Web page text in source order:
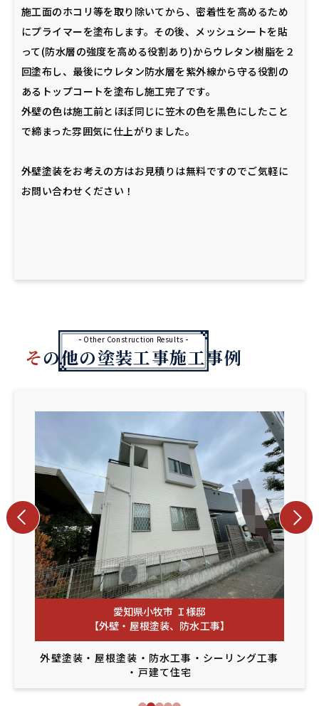
施工面のホコリ等を取り除いてから、密着性を高めるため
にプライマーを塗布します。その後、メッシュシートを貼
って(防水層の強度を高める役割あり)からウレタン樹脂を２
回塗布し、最後にウレタン防水層を紫外線から守る役割の
あるトップコートを塗布し施工完了です。
外壁の色は施工前とほぼ同じに笠木の色を黒色にしたこと
で締まった雰囲気に仕上がりました。
外壁塗装をお考えの方はお見積りは無料ですのでご気軽に
お問い合わせください！
Other Construction Results
その他の塗装工事施工事例
愛知県小牧市 Ｉ様邸
【外壁・屋根塗装、防水工事】
外壁塗装 ・ 屋根塗装 ・ 防水工事 ・ シーリング工事
・ 戸建て住宅